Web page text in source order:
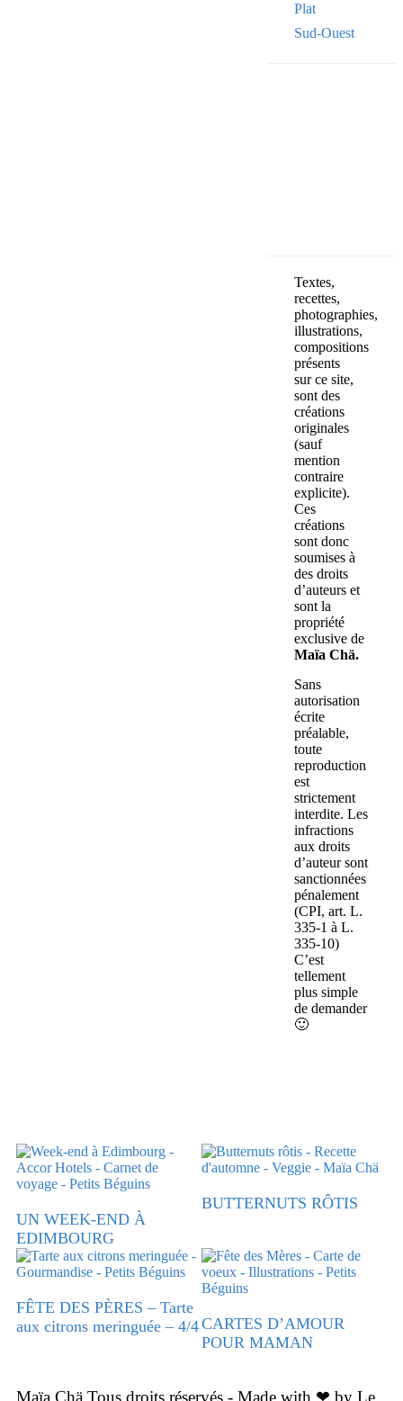
Plat
Sud-Ouest
Textes,
recettes,
photographies,
illustrations,
compositions
présents
sur ce site,
sont des
créations
originales
(sauf
mention
contraire
explicite).
Ces
créations
sont donc
soumises à
des droits
d’auteurs et
sont la
propriété
exclusive de
Maïa Chä.
Sans
autorisation
écrite
préalable,
toute
reproduction
est
strictement
interdite. Les
infractions
aux droits
d’auteur sont
sanctionnées
pénalement
(CPI, art. L.
335-1 à L.
335-10)
C’est
tellement
plus simple
de demander
🙂
UN WEEK-END À
EDIMBOURG
BUTTERNUTS RÔTIS
FÊTE DES PÈRES – Tarte
aux citrons meringuée – 4/4CARTES D’AMOUR
POUR MAMAN